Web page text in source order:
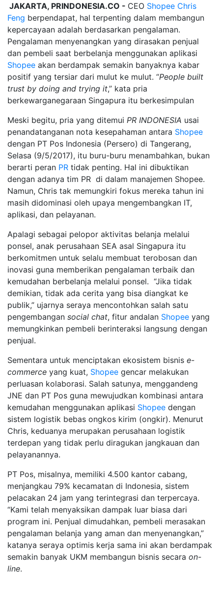
JAKARTA, PRINDONESIA.CO - CEO Shopee Chris
Feng berpendapat, hal terpenting dalam membangun
kepercayaan adalah berdasarkan pengalaman.
Pengalaman menyenangkan yang dirasakan penjual
dan pembeli saat berbelanja menggunakan aplikasi
Shopee akan berdampak semakin banyaknya kabar
positif yang tersiar dari mulut ke mulut. “People built
trust by doing and trying it,” kata pria
berkewarganegaraan Singapura itu berkesimpulan
Meski begitu, pria yang ditemui PR INDONESIA usai
penandatanganan nota kesepahaman antara Shopee
dengan PT Pos Indonesia (Persero) di Tangerang,
Selasa (9/5/2017), itu buru-buru menambahkan, bukan
berarti peran PR tidak penting. Hal ini dibuktikan
dengan adanya tim PR di dalam manajemen Shopee.
Namun, Chris tak memungkiri fokus mereka tahun ini
masih didominasi oleh upaya mengembangkan IT,
aplikasi, dan pelayanan.
Apalagi sebagai pelopor aktivitas belanja melalui
ponsel, anak perusahaan SEA asal Singapura itu
berkomitmen untuk selalu membuat terobosan dan
inovasi guna memberikan pengalaman terbaik dan
kemudahan berbelanja melalui ponsel. “Jika tidak
demikian, tidak ada cerita yang bisa diangkat ke
publik,” ujarnya seraya mencontohkan salah satu
pengembangan social chat, fitur andalan Shopee yang
memungkinkan pembeli berinteraksi langsung dengan
penjual.
Sementara untuk menciptakan ekosistem bisnis e-
commerce yang kuat, Shopee gencar melakukan
perluasan kolaborasi. Salah satunya, menggandeng
JNE dan PT Pos guna mewujudkan kombinasi antara
kemudahan menggunakan aplikasi Shopee dengan
sistem logistik bebas ongkos kirim (ongkir). Menurut
Chris, keduanya merupakan perusahaan logistik
terdepan yang tidak perlu diragukan jangkauan dan
pelayanannya.
PT Pos, misalnya, memiliki 4.500 kantor cabang,
menjangkau 79% kecamatan di Indonesia, sistem
pelacakan 24 jam yang terintegrasi dan terpercaya.
“Kami telah menyaksikan dampak luar biasa dari
program ini. Penjual dimudahkan, pembeli merasakan
pengalaman belanja yang aman dan menyenangkan,”
katanya seraya optimis kerja sama ini akan berdampak
semakin banyak UKM membangun bisnis secara on-
line.